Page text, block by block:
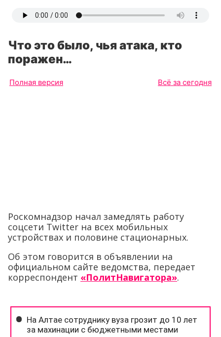
Что это было, чья атака, кто
поражен…
Полная версия Всё за сегодня
Роскомнадзор начал замедлять работу
соцсети Twitter на всех мобильных
устройствах и половине стационарных.
Об этом говорится в объявлении на
официальном сайте ведомства, передает
корреспондент «ПолитНавигатора».